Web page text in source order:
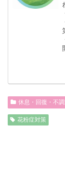
休息・回復・不
花粉症対策